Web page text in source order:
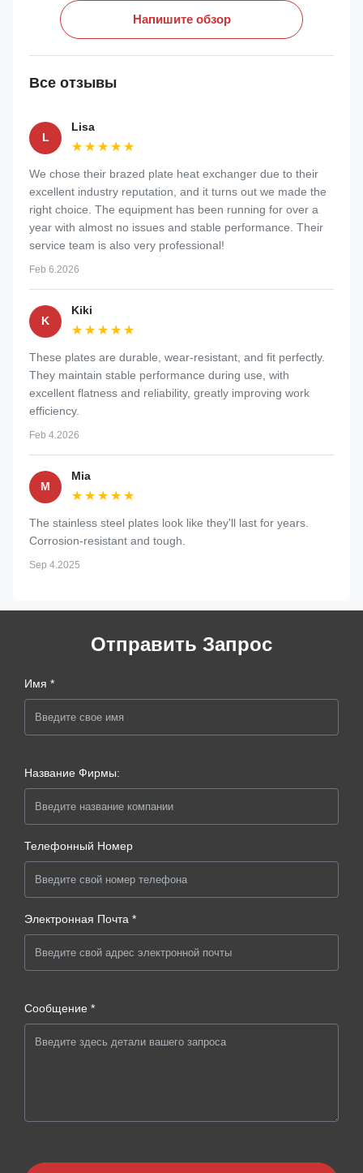
Напишите обзор
Все отзывы
L
Lisa
★★★★★
★★★★★
We chose their brazed plate heat exchanger due to their
excellent industry reputation, and it turns out we made the
right choice. The equipment has been running for over a
year with almost no issues and stable performance. Their
service team is also very professional!
Feb 6.2026
K
Kiki
★★★★★
★★★★★
These plates are durable, wear-resistant, and fit perfectly.
They maintain stable performance during use, with
excellent flatness and reliability, greatly improving work
efficiency.
Feb 4.2026
M
Mia
★★★★★
★★★★★
The stainless steel plates look like they'll last for years.
Corrosion-resistant and tough.
Sep 4.2025
Отправить Запрос
Имя *
Название Фирмы:
Телефонный Номер
Электронная Почта *
Сообщение *